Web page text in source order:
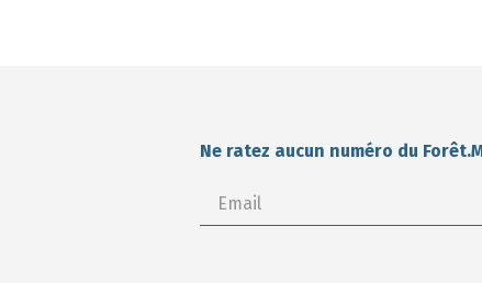
Ne ratez aucun numéro du